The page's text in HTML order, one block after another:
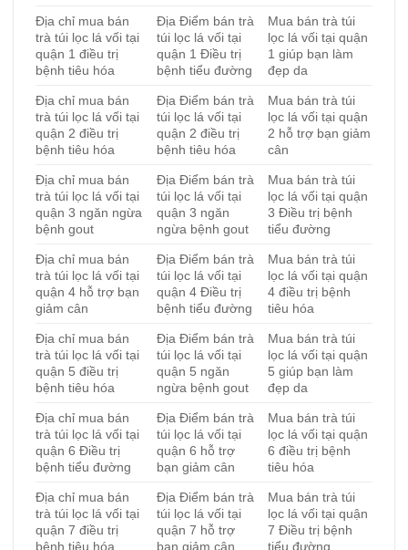
Địa chỉ mua bán
trà túi lọc lá vối tại
quận 1 điều trị
bệnh tiêu hóa
Địa Điểm bán trà
túi lọc lá vối tại
quận 1 Điều trị
bệnh tiểu đường
Mua bán trà túi
lọc lá vối tại quận
1 giúp bạn làm
đẹp da
Địa chỉ mua bán
trà túi lọc lá vối tại
quận 2 điều trị
bệnh tiêu hóa
Địa Điểm bán trà
túi lọc lá vối tại
quận 2 điều trị
bệnh tiêu hóa
Mua bán trà túi
lọc lá vối tại quận
2 hỗ trợ bạn giảm
cân
Địa chỉ mua bán
trà túi lọc lá vối tại
quận 3 ngăn ngừa
bệnh gout
Địa Điểm bán trà
túi lọc lá vối tại
quận 3 ngăn
ngừa bệnh gout
Mua bán trà túi
lọc lá vối tại quận
3 Điều trị bệnh
tiểu đường
Địa chỉ mua bán
trà túi lọc lá vối tại
quận 4 hỗ trợ bạn
giảm cân
Địa Điểm bán trà
túi lọc lá vối tại
quận 4 Điều trị
bệnh tiểu đường
Mua bán trà túi
lọc lá vối tại quận
4 điều trị bệnh
tiêu hóa
Địa chỉ mua bán
trà túi lọc lá vối tại
quận 5 điều trị
bệnh tiêu hóa
Địa Điểm bán trà
túi lọc lá vối tại
quận 5 ngăn
ngừa bệnh gout
Mua bán trà túi
lọc lá vối tại quận
5 giúp bạn làm
đẹp da
Địa chỉ mua bán
trà túi lọc lá vối tại
quận 6 Điều trị
bệnh tiểu đường
Địa Điểm bán trà
túi lọc lá vối tại
quận 6 hỗ trợ
bạn giảm cân
Mua bán trà túi
lọc lá vối tại quận
6 điều trị bệnh
tiêu hóa
Địa chỉ mua bán
trà túi lọc lá vối tại
quận 7 điều trị
bệnh tiêu hóa
Địa Điểm bán trà
túi lọc lá vối tại
quận 7 hỗ trợ
bạn giảm cân
Mua bán trà túi
lọc lá vối tại quận
7 Điều trị bệnh
tiểu đường